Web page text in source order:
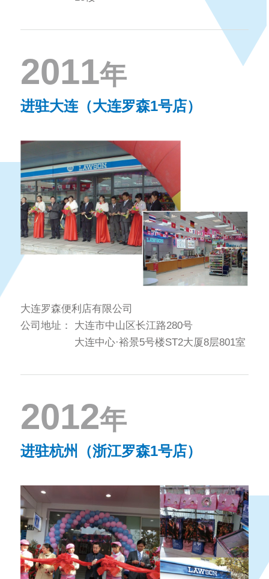
2011年
进驻大连（大连罗森1号店）
大连罗森便利店有限公司
公司地址：
大连市中山区长江路280号
大连中心·裕景5号楼ST2大厦8层801室
2012年
进驻杭州（浙江罗森1号店）